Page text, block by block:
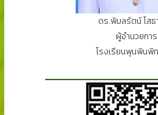
ดร.พิมลรัตน์ โส
ผู้อำนวยการ
โรงเรียนพุนพินพิ